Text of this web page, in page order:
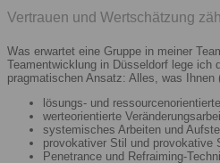
Vertrauen und Wertschätzung
Was erwartet eine Gruppe in meiner
Teamentwicklung in Düsseldorf lege ich
pragmatischen Ansatz: Alles, was
lösungs- und
werteorientierte
systemisches Arbeiten und
provokativer Stil und provokative
Penetrance und Refraiming-